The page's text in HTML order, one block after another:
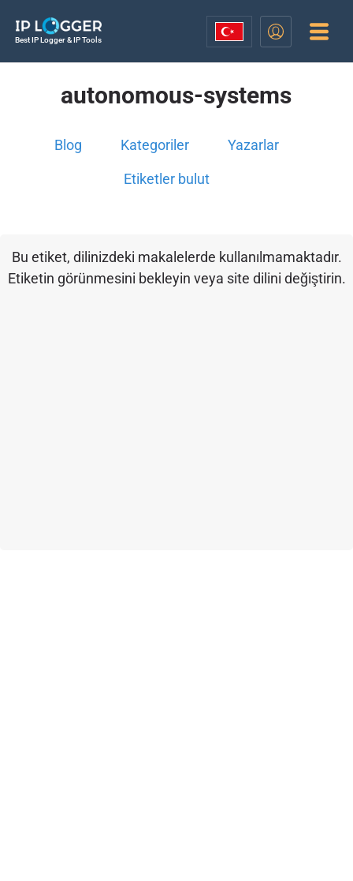
Best IP Logger & IP Tools
autonomous-systems
Blog Kategoriler Yazarlar
Etiketler bulut